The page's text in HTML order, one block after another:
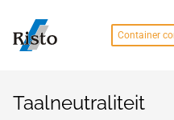
Container
Taalneutraliteit